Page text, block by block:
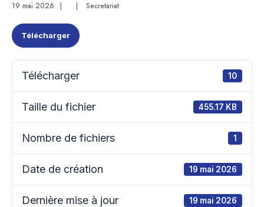
19 mai 2026 | | Secretariat
Télécharger
Télécharger 10
Taille du fichier 455.17 KB
Nombre de fichiers 1
Date de création 19 mai 2026
Dernière mise à jour 19 mai 2026